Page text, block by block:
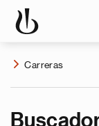
Carreras